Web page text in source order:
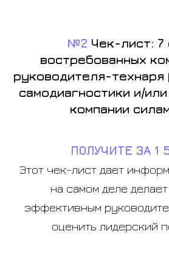
№2 Чек-лист: 7
востребованных
руководителя-технаря
самодиагностики и/
компании
ПОЛУЧИТЕ ЗА 1
Этот чек-лист дает
на самом деле
эффективным
оценить лидерский